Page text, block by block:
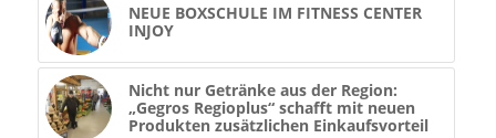
NEUE BOXSCHULE IM FITNESS CENTER
INJOY
Nicht nur Getränke aus der Region:
„Gegros Regioplus“ schafft mit neuen
Produkten zusätzlichen Einkaufsvorteil